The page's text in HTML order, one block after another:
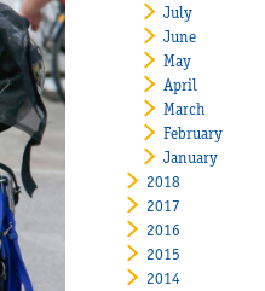
July
June
May
April
March
February
January
2018
2017
2016
2015
2014